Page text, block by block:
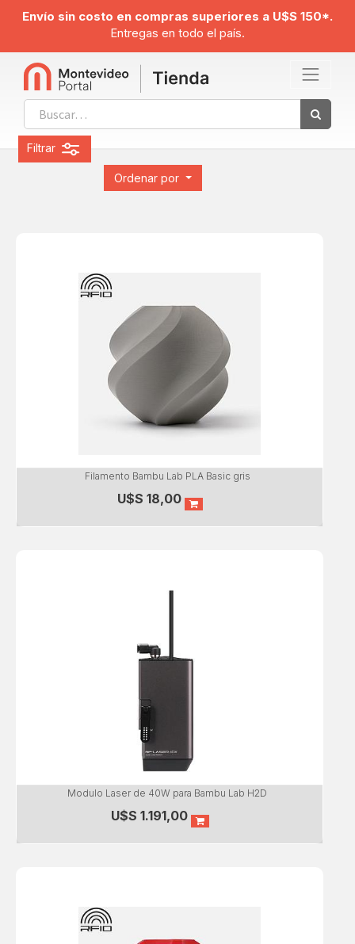
Envío sin costo en compras superiores a U$S 150*.
Entregas en todo el país.
Ordenar por
Filtrar
Filamento Bambu Lab PLA Basic gris
U$S18,00
Modulo Laser de 40W para Bambu Lab H2D
U$S1.191,00